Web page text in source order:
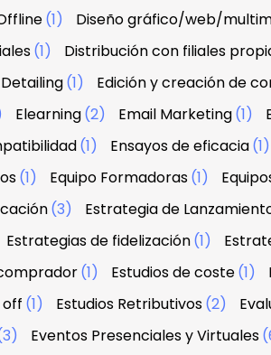
(1) Diseño gráfico/web/
(1) Distribución con filiales
(1) Edición y creación de
Elearning(2) Email Marketing(1)
(1) Ensayos de eficacia(1)
(1) Equipo Formadoras(1)
(3) Estrategia de
Estrategias de fidelización(1)
(1) Estudios de coste(1)
off (1) Estudios Retributivos(2)
Eventos Presenciales y Virtuales